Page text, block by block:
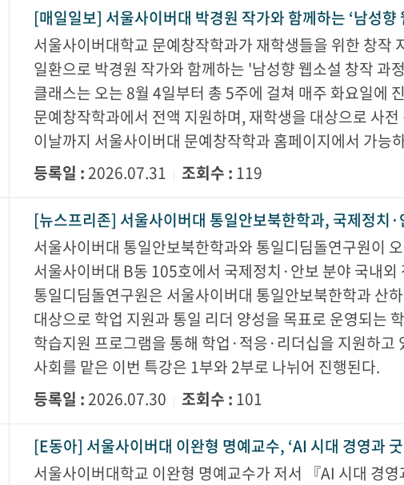
[매일일보] 서울사이버대 박경원 작가와 함께하는 ‘남성향
서울사이버대학교 문예창작학과가 재학생들을 위한 창작
일환으로 박경원 작가와 함께하는 '남성향 웹소설 창작 과
클래스는 오는 8월 4일부터 총 5주에 걸쳐 매주 화요일에
문예창작학과에서 전액 지원하며, 재학생을 대상으로 사
이날까지 서울사이버대 문예창작학과 홈페이지에서 가능
등록일 :2026.07.31 조회수 : 119
[뉴스프리존] 서울사이버대 통일안보북한학과, 국제정치
서울사이버대 통일안보북한학과와 통일디딤돌연구원이
서울사이버대 B동 105호에서 국제정치·안보 분야 국내
통일디딤돌연구원은 서울사이버대 통일안보북한학과 산
대상으로 학업 지원과 통일 리더 양성을 목표로 운영되는
학습지원 프로그램을 통해 학업·적응·리더십을 지원하고
사회를 맡은 이번 특강은 1부와 2부로 나뉘어 진행된다.
등록일 :2026.07.30 조회수 : 101
[E동아] 서울사이버대 이완형 명예교수, ‘AI 시대 경영과
서울사이버대학교 이완형 명예교수가 저서 『AI 시대 경